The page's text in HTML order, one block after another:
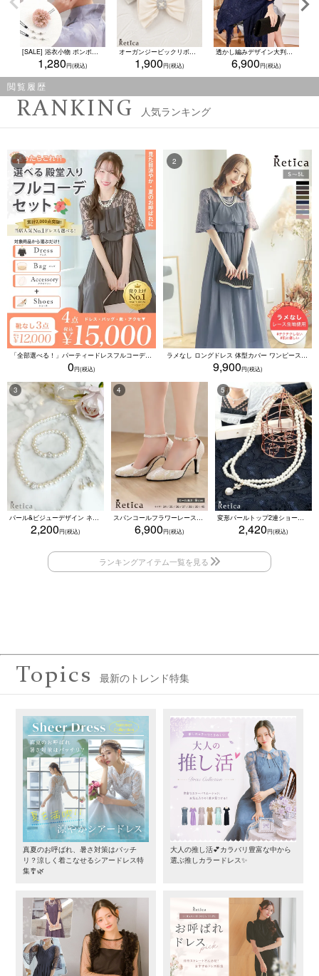
[SALE] 浴衣小物 ポンポンマム×ビーズチャーム髪飾り 3点セット (ダスティピンク/パープル/ミントグレー/スモークブルー)
1,280
オーガンジービックリボンキラキラビジューバックルバレッタ(ダスティピンク/グレージュ/アイボリー)
1,900
透かし編みデザイン大判ショール
6,900
閲覧履歴
RANKING 人気ランキング
「全部選べる！」パーティードレスフルコーデセット (ドレス1点＋バッグ1点＋アクセ1点+靴1足/4点15000円(税込)/靴なしで12000円(税込))
0
ラメなし ロングドレス 体型カバー ワンピース 敏感肌対応 結婚式 二次会 お呼ばれ 大人 上品 (Sサイズ～5Lサイズ)
9,900
パール&ビジューデザイン ネックレス×ピアス×ブレスレット アクセサリー3set
2,200
スパンコールフラワーレースアンクルストラップハイヒールセパレートパンプス (ベージュ)
6,900
変形パールトップ2連ショートパールネックレス(ホワイト)
2,420
Topics 最新のトレンド特集
真夏のお呼ばれ、暑さ対策はバッチ
リ？涼しく着こなせるシアードレス特
集🎐🌿
大人の推し活💕カラバリ豊富な中から
選ぶ推しカラードレス✨